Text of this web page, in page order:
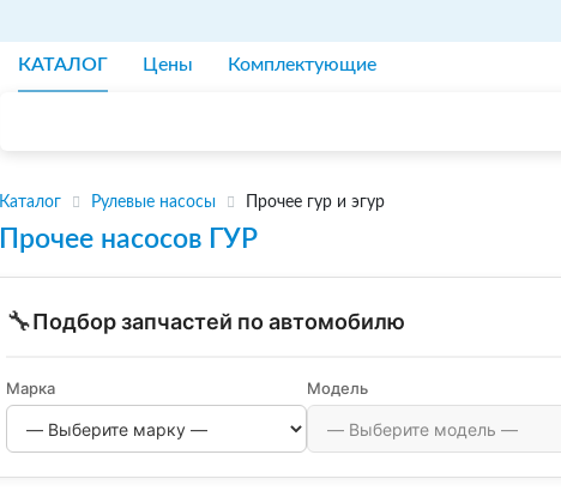
КАТАЛОГ Цены Комплектующие
Каталог Рулевые насосы Прочее гур и эгур
Прочее насосов ГУР
🔧Подбор запчастей по автомобилю
Марка Модель